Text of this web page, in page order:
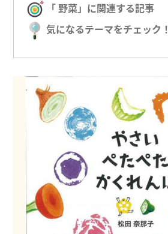
「 野菜」に関連する記事
気になるテーマをチェック！